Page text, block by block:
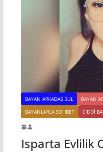
BAYAN ARKADAS BUL
BAYAN
BAYANLARLA SOHBET
CIDDI
Isparta Evlilik